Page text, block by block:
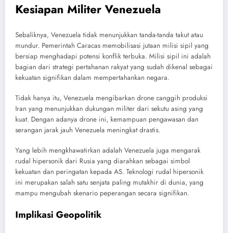
Kesiapan Militer Venezuela
Sebaliknya, Venezuela tidak menunjukkan tanda-tanda takut atau
mundur. Pemerintah Caracas memobilisasi jutaan milisi sipil yang
bersiap menghadapi potensi konflik terbuka. Milisi sipil ini adalah
bagian dari strategi pertahanan rakyat yang sudah dikenal sebagai
kekuatan signifikan dalam mempertahankan negara.
Tidak hanya itu, Venezuela mengibarkan drone canggih produksi
Iran yang menunjukkan dukungan militer dari sekutu asing yang
kuat. Dengan adanya drone ini, kemampuan pengawasan dan
serangan jarak jauh Venezuela meningkat drastis.
Yang lebih mengkhawatirkan adalah Venezuela juga mengarak
rudal hipersonik dari Rusia yang diarahkan sebagai simbol
kekuatan dan peringatan kepada AS. Teknologi rudal hipersonik
ini merupakan salah satu senjata paling mutakhir di dunia, yang
mampu mengubah skenario peperangan secara signifikan.
Implikasi Geopolitik